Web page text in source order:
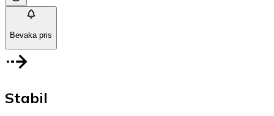
Bevaka pris
Stabil